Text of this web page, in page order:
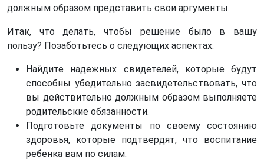
должным образом представить свои аргументы.
Итак, что делать, чтобы решение было в вашу
пользу? Позаботьтесь о следующих аспектах:
Найдите надежных свидетелей, которые будут
способны убедительно засвидетельствовать, что
вы действительно должным образом выполняете
родительские обязанности.
Подготовьте документы по своему состоянию
здоровья, которые подтвердят, что воспитание
ребенка вам по силам.